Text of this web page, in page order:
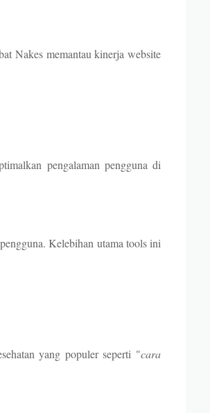
Nakes memantau kinerja website
pengalaman pengguna di
Kelebihan utama tools ini
yang populer seperti "cara